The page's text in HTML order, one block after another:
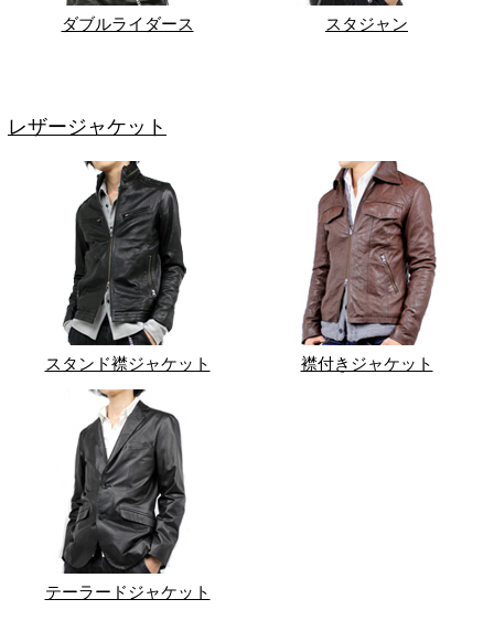
ダブルライダース スタジャン
レザージャケット
スタンド襟ジャケット 襟付きジャケット
テーラードジャケット